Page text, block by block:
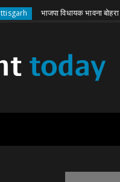
About Write for Us
भाजपा विधायक भावना बोहरा का एक्शन,